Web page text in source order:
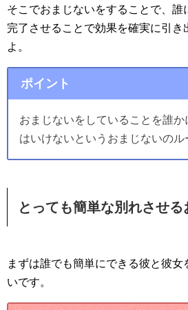
そこでおまじないをすることで、誰
完了させることで効果を確実に引き
よ。
ポイント
おまじないをしていることを誰
はいけないというおまじないのル
とっても簡単な別れさせる
まずは誰でも簡単にできる彼と彼女
いです。